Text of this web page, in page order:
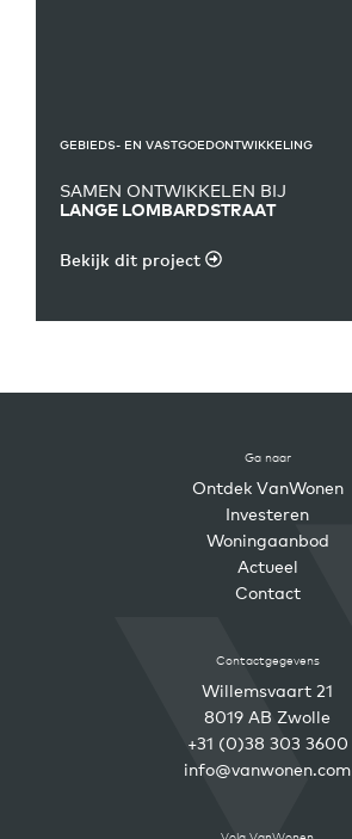
GEBIEDS- EN VASTGOEDONTWIKKELING
SAMEN ONTWIKKELEN BIJ
LANGE LOMBARDSTRAAT
Bekijk dit project
Ga naar
Ontdek VanWonen
Investeren
Woningaanbod
Actueel
Contact
Contactgegevens
Willemsvaart 21
8019 AB Zwolle
+31 (0)38 303 3600
info@vanwonen.com